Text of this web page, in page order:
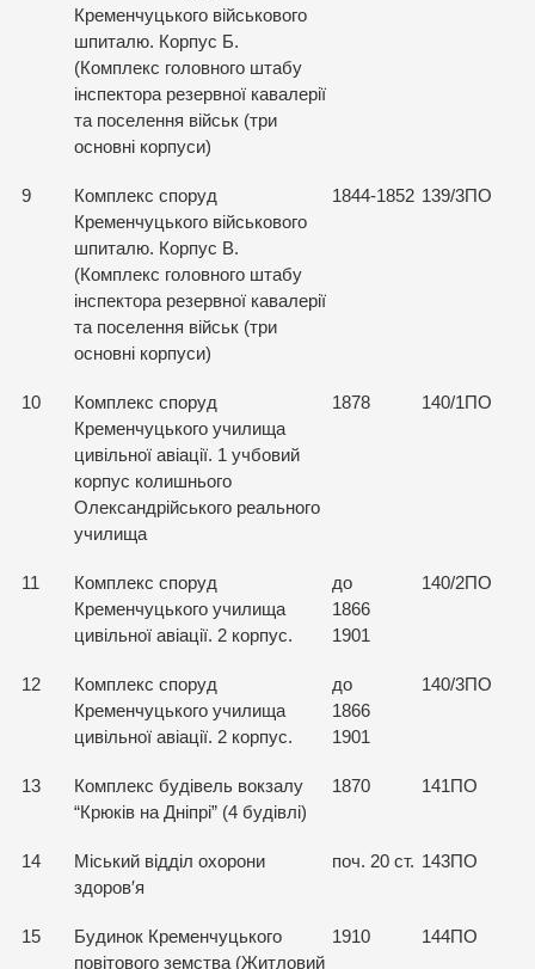
Кременчуцького військового
шпиталю. Корпус Б.
(Комплекс головного штабу
інспектора резервної кавалерії
та поселення військ (три
основні корпуси)
9
Комплекс споруд
Кременчуцького військового
шпиталю. Корпус В.
(Комплекс головного штабу
інспектора резервної кавалерії
та поселення військ (три
основні корпуси)
1844-1852 139/3ПО
10
Комплекс споруд
Кременчуцького училища
цивільної авіації. 1 учбовий
корпус колишнього
Олександрійського реального
училища
1878 140/1ПО
11
Комплекс споруд
Кременчуцького училища
цивільної авіації. 2 корпус.
до
1866
1901
140/2ПО
12
Комплекс споруд
Кременчуцького училища
цивільної авіації. 2 корпус.
до
1866
1901
140/3ПО
13
Комплекс будівель вокзалу
“Крюків на Дніпрі” (4 будівлі)
1870 141ПО
14
Міський відділ охорони
здоров′я
поч. 20 ст. 143ПО
15
Будинок Кременчуцького
повітового земства (Житловий
1910 144ПО